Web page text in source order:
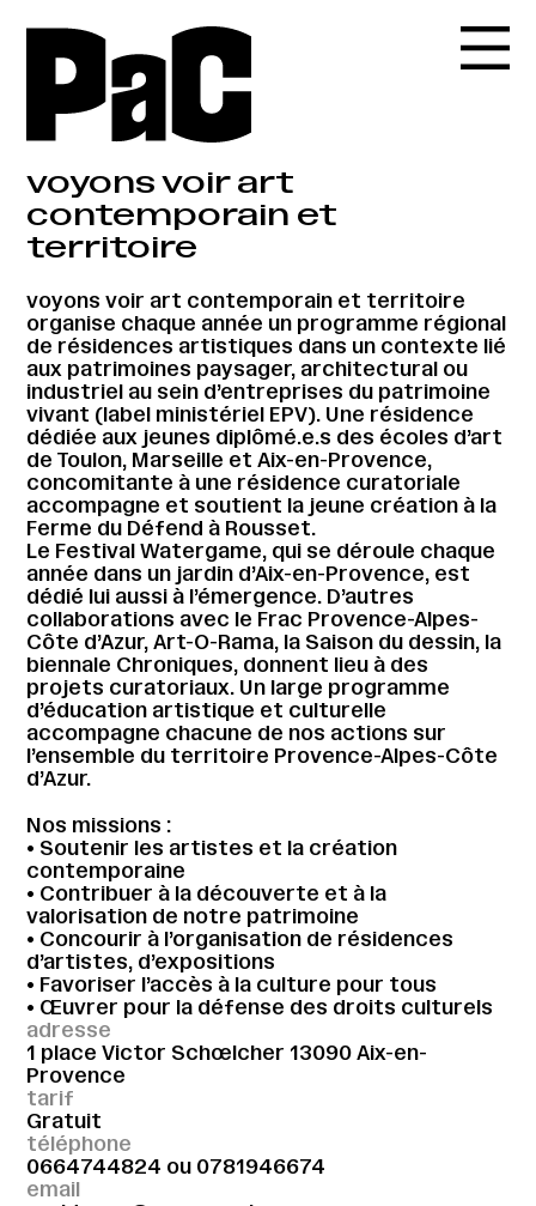
voyons voir art
contemporain et
territoire
adresse
1 place Victor Schœlcher 13090 Aix-en-
Provence
tarif
Gratuit
téléphone
0664744824 ou 0781946674
email
voyons voir art contemporain et territoire
organise chaque année un programme régional
de résidences artistiques dans un contexte lié
aux patrimoines paysager, architectural ou
industriel au sein d’entreprises du patrimoine
vivant (label ministériel EPV). Une résidence
dédiée aux jeunes diplômé.e.s des écoles d’art
de Toulon, Marseille et Aix-en-Provence,
concomitante à une résidence curatoriale
accompagne et soutient la jeune création à la
Ferme du Défend à Rousset.
Le Festival Watergame, qui se déroule chaque
année dans un jardin d’Aix-en-Provence, est
dédié lui aussi à l’émergence. D’autres
collaborations avec le Frac Provence-Alpes-
Côte d’Azur, Art-O-Rama, la Saison du dessin, la
biennale Chroniques, donnent lieu à des
projets curatoriaux. Un large programme
d’éducation artistique et culturelle
accompagne chacune de nos actions sur
l’ensemble du territoire Provence-Alpes-Côte
d’Azur.
Nos missions :
• Soutenir les artistes et la création
contemporaine
• Contribuer à la découverte et à la
valorisation de notre patrimoine
• Concourir à l’organisation de résidences
d’artistes, d’expositions
• Favoriser l’accès à la culture pour tous
• Œuvrer pour la défense des droits culturels